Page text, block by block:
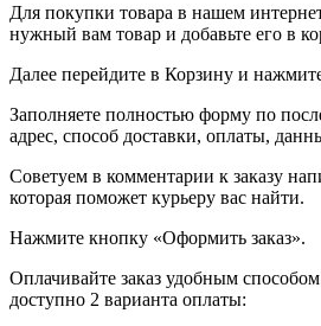
Для покупки товара в нашем
нужный вам товар и добавьте его в
Далее перейдите в Корзину и
​​​​​​​Заполняете полностью форму по
адрес, способ доставки, оплаты,
​​​​​​​Советуем в комментарии к заказу
которая поможет курьеру вас найти.
​​​​​​​Нажмите кнопку «Оформить заказ».
Оплачивайте заказ удобным
доступно 2 варианта оплаты: